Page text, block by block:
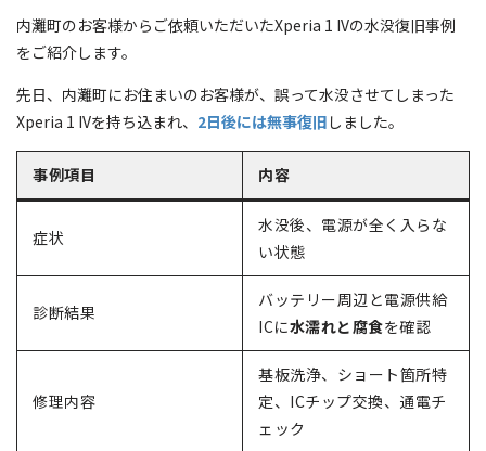
内灘町のお客様からご依頼いただいたXperia 1 IVの水没復旧事例
をご紹介します。
先日、内灘町にお住まいのお客様が、誤って水没させてしまった
Xperia 1 IVを持ち込まれ、 2日後には無事復旧 しました。
事例項目 内容
症状
水没後、電源が全く入らな
い状態
診断結果
バッテリー周辺と電源供給
ICに水濡れと腐食を確認
修理内容
基板洗浄、ショート箇所特
定、ICチップ交換、通電チ
ェック